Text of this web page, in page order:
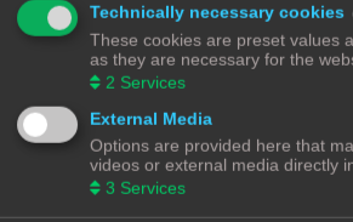
Phone stand remix
Laatste bericht door Ch3vr0n «
Reacties:13
Lens re-housing
3d verzoek
Laatste bericht door
Ch3vr0n «
Reacties:7
Technically necessary cookies
These cookies are preset values
as they are necessary for the
2 Services
External Media
Options are provided here that
videos or external media directly
3 Services